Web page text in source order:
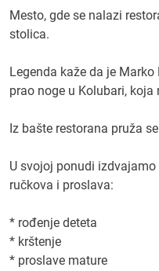
Mesto, gde se nalazi
stolica.
Legenda kaže da je
prao noge u Kolubari,
Iz bašte restorana pruža
U svojoj ponudi
ručkova i proslava:
* rođenje deteta
* krštenje
* proslave mature